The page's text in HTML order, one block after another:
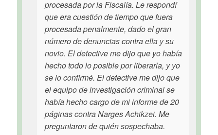
procesada por la Fiscalía. Le respondí
que era cuestión de tiempo que fuera
procesada penalmente, dado el gran
número de denuncias contra ella y su
novio. El detective me dijo que yo había
hecho todo lo posible por liberarla, y yo
se lo confirmé. El detective me dijo que
el equipo de investigación criminal se
había hecho cargo de mi informe de 20
páginas contra Narges Achikzei. Me
preguntaron de quién sospechaba.